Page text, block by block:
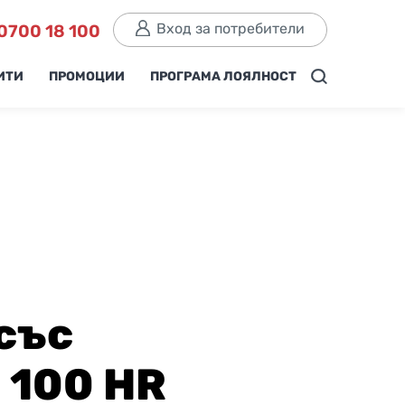
18 100 Вход за потребители
ПРОМОЦИИ ПРОГРАМА ЛОЯЛНОСТ
HR